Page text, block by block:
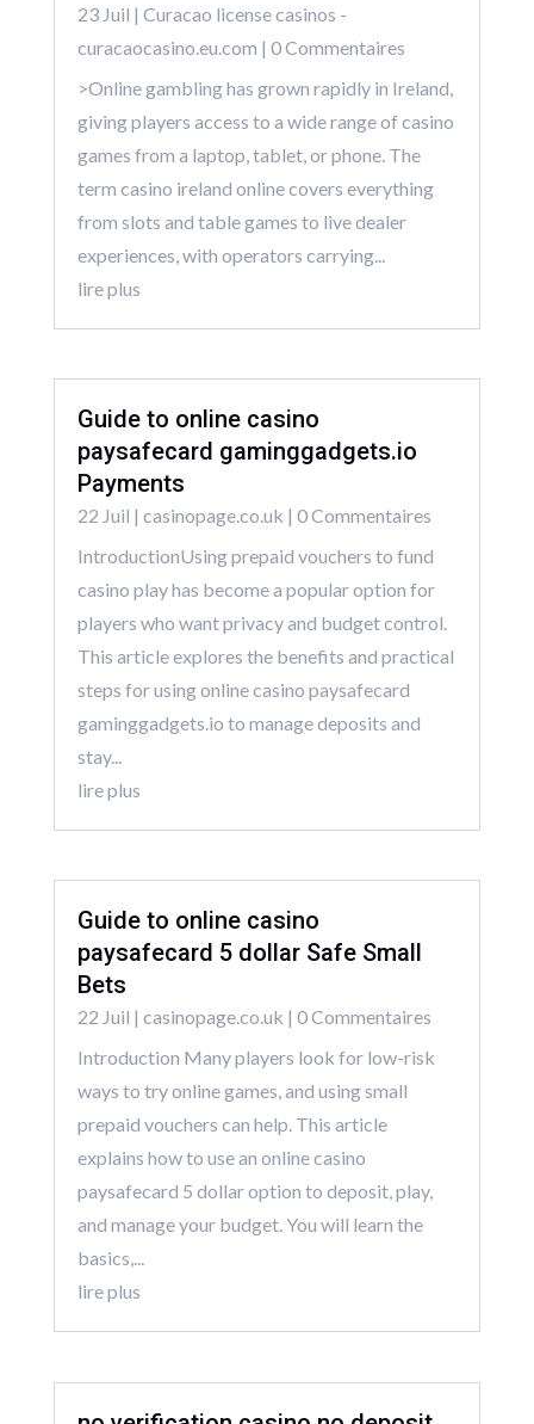
23 Juil | Curacao license casinos -
curacaocasino.eu.com | 0 Commentaires
>Online gambling has grown rapidly in Ireland,
giving players access to a wide range of casino
games from a laptop, tablet, or phone. The
term casino ireland online covers everything
from slots and table games to live dealer
experiences, with operators carrying...
lire plus
Guide to online casino
paysafecard gaminggadgets.io
Payments
22 Juil | casinopage.co.uk | 0 Commentaires
IntroductionUsing prepaid vouchers to fund
casino play has become a popular option for
players who want privacy and budget control.
This article explores the benefits and practical
steps for using online casino paysafecard
gaminggadgets.io to manage deposits and
stay...
lire plus
Guide to online casino
paysafecard 5 dollar Safe Small
Bets
22 Juil | casinopage.co.uk | 0 Commentaires
Introduction Many players look for low-risk
ways to try online games, and using small
prepaid vouchers can help. This article
explains how to use an online casino
paysafecard 5 dollar option to deposit, play,
and manage your budget. You will learn the
basics,...
lire plus